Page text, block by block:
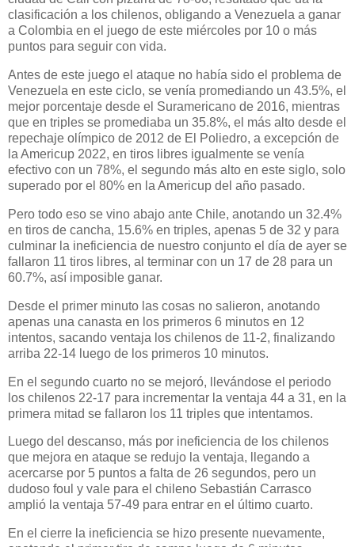
clasificación a los chilenos, obligando a Venezuela a ganar
a Colombia en el juego de este miércoles por 10 o más
puntos para seguir con vida.
Antes de este juego el ataque no había sido el problema de
Venezuela en este ciclo, se venía promediando un 43.5%, el
mejor porcentaje desde el Suramericano de 2016, mientras
que en triples se promediaba un 35.8%, el más alto desde el
repechaje olímpico de 2012 de El Poliedro, a excepción de
la Americup 2022, en tiros libres igualmente se venía
efectivo con un 78%, el segundo más alto en este siglo, solo
superado por el 80% en la Americup del año pasado.
Pero todo eso se vino abajo ante Chile, anotando un 32.4%
en tiros de cancha, 15.6% en triples, apenas 5 de 32 y para
culminar la ineficiencia de nuestro conjunto el día de ayer se
fallaron 11 tiros libres, al terminar con un 17 de 28 para un
60.7%, así imposible ganar.
Desde el primer minuto las cosas no salieron, anotando
apenas una canasta en los primeros 6 minutos en 12
intentos, sacando ventaja los chilenos de 11-2, finalizando
arriba 22-14 luego de los primeros 10 minutos.
En el segundo cuarto no se mejoró, llevándose el periodo
los chilenos 22-17 para incrementar la ventaja 44 a 31, en la
primera mitad se fallaron los 11 triples que intentamos.
Luego del descanso, más por ineficiencia de los chilenos
que mejora en ataque se redujo la ventaja, llegando a
acercarse por 5 puntos a falta de 26 segundos, pero un
dudoso foul y vale para el chileno Sebastián Carrasco
amplió la ventaja 57-49 para entrar en el último cuarto.
En el cierre la ineficiencia se hizo presente nuevamente,